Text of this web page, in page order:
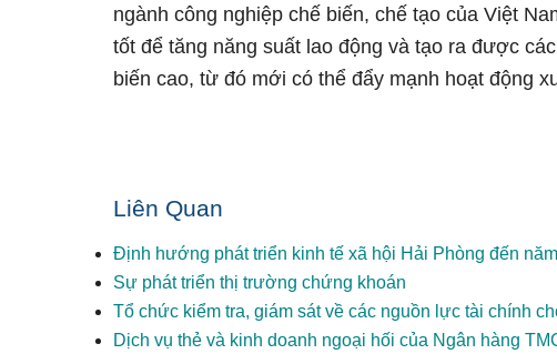
ngành công nghiệp chế biến, chế tạo của Việt
tốt để tăng năng suất lao động và tạo ra được
biến cao, từ đó mới có thể đẩy mạnh hoạt động
Liên Quan
Định hướng phát triển kinh tế xã hội Hải Phòng đến
Sự phát triển thị trường chứng khoán
Tổ chức kiểm tra, giám sát về các nguồn lực tài chính
Dịch vụ thẻ và kinh doanh ngoại hối của Ngân hàng